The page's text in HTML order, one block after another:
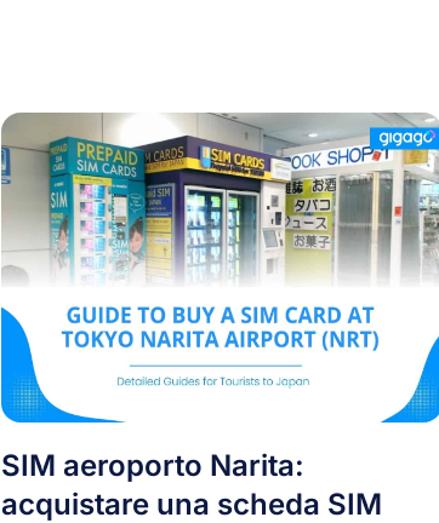
SIM aeroporto Narita:
acquistare una scheda SIM